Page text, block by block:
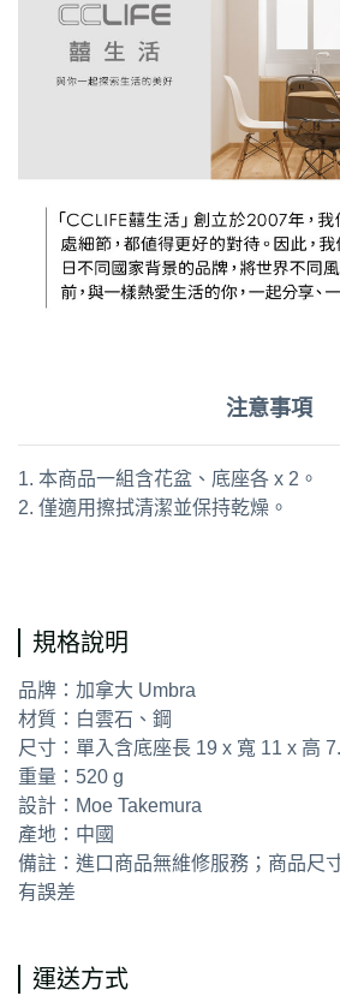
注意事項
1. 本商品一組含花盆、底座各 x 2。
2. 僅適用擦拭清潔並保持乾燥。
規格說明
品牌：加拿大 Umbra
材質：白雲石、鋼
尺寸：單入含底座長 19 x 寬 11 x 高
重量：520 g
設計：Moe Takemura
產地：中國
備註：進口商品無維修服務；商品尺
有誤差
運送方式